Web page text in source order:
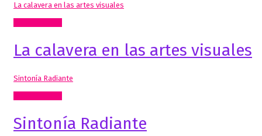
La calavera en las artes visuales
La calavera en las artes visuales
Sintonía Radiante
Sintonía Radiante